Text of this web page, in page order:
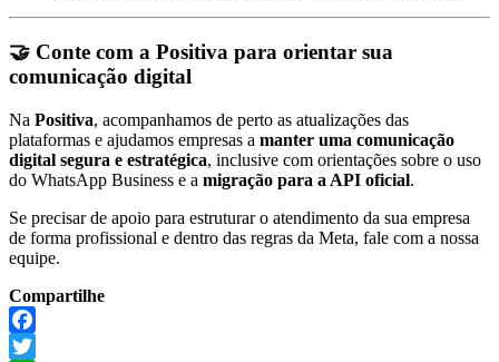
🤝 Conte com a Positiva para orientar sua
comunicação digital
Na Positiva, acompanhamos de perto as atualizações das
plataformas e ajudamos empresas a manter uma comunicação
digital segura e estratégica, inclusive com orientações sobre o uso
do WhatsApp Business e a migração para a API oficial.
Se precisar de apoio para estruturar o atendimento da sua empresa
de forma profissional e dentro das regras da Meta, fale com a nossa
equipe.
Compartilhe
Facebook